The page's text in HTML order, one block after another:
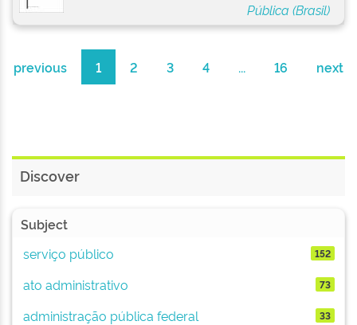
Pública (Brasil)
previous 1 2 3 4 ... 16 next
Discover
Subject
serviço público
152
ato administrativo 73
administração pública federal 33